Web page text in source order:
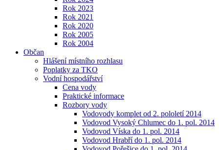
Rok 2023
Rok 2021
Rok 2020
Rok 2005
Rok 2004
Občan
Hlášení místního rozhlasu
Poplatky za TKO
Vodní hospodářství
Cena vody
Praktické informace
Rozbory vody
Vodovody komplet od 2. pololetí 2014
Vodovod Vysoký Chlumec do 1. pol. 2014
Vodovod Víska do 1. pol. 2014
Vodovod Hrabří do 1. pol. 2014